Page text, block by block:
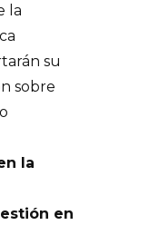
la
su
sobre
la
en